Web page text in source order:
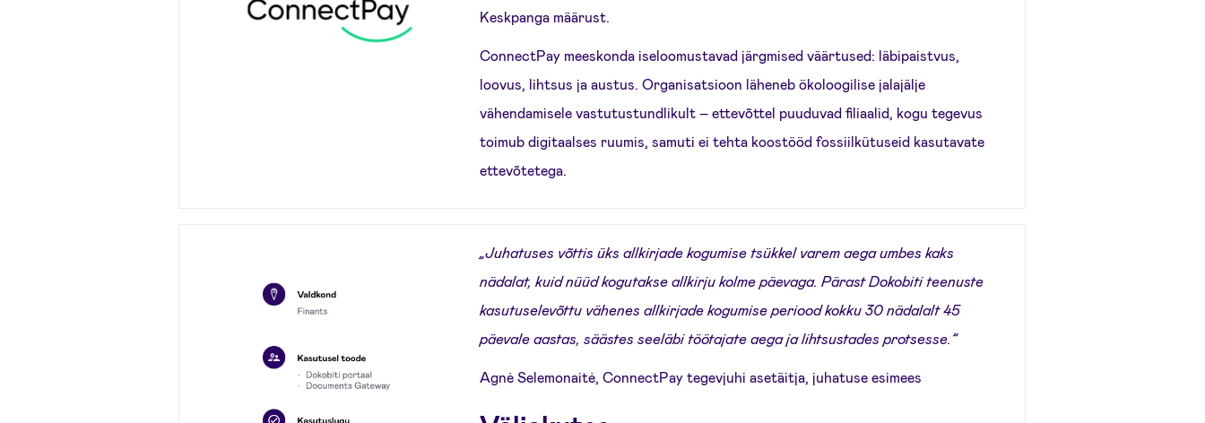
Keskpanga määrust.
ConnectPay meeskonda iseloomustavad järgmised väärtused: läbipaistvus,
loovus, lihtsus ja austus. Organisatsioon läheneb ökoloogilise jalajälje
vähendamisele vastutustundlikult – ettevõttel puuduvad filiaalid, kogu tegevus
toimub digitaalses ruumis, samuti ei tehta koostööd fossiilkütuseid kasutavate
ettevõtetega.
„Juhatuses võttis üks allkirjade kogumise tsükkel varem aega umbes kaks
nädalat, kuid nüüd kogutakse allkirju kolme päevaga. Pärast Dokobiti teenuste
kasutuselevõttu vähenes allkirjade kogumise periood kokku 30 nädalalt 45
päevale aastas, säästes seeläbi töötajate aega ja lihtsustades protsesse.”
Agnė Selemonaitė, ConnectPay tegevjuhi asetäitja, juhatuse esimees